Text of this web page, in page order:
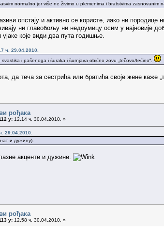
normalno jer više ne živimo u plemenima i bratstvima zasnovanim
опстају и активно се користе, иако ни
ни главобољу ни недоумицу осим у најновије
које види два пута годишње.
ч. 29.04.2010.
i pašenoga i šuraka i šurnjava obično zovu „tečovo/tečino“.
да теча за сестрића или братића своје жене каже
рођака
у: 12.14 ч. 30.04.2010. »
29.04.2010.
и дужину).
акценте и дужине.
рођака
у: 12.58 ч. 30.04.2010. »